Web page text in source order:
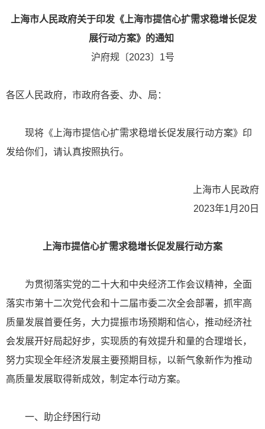
上海市人民政府关于印发《上海市提信心扩需求稳增长促发
展行动方案》的通知
沪府规〔2023〕1号
各区人民政府，市政府各委、办、局：
现将《上海市提信心扩需求稳增长促发展行动方案》印
发给你们，请认真按照执行。
上海市人民政府
2023年1月20日
上海市提信心扩需求稳增长促发展行动方案
为贯彻落实党的二十大和中央经济工作会议精神，全面
落实市第十二次党代会和十二届市委二次全会部署，抓牢高
质量发展首要任务，大力提振市场预期和信心，推动经济社
会发展开好局起好步，实现质的有效提升和量的合理增长，
努力实现全年经济发展主要预期目标，以新气象新作为推动
高质量发展取得新成效，制定本行动方案。
一、助企纾困行动